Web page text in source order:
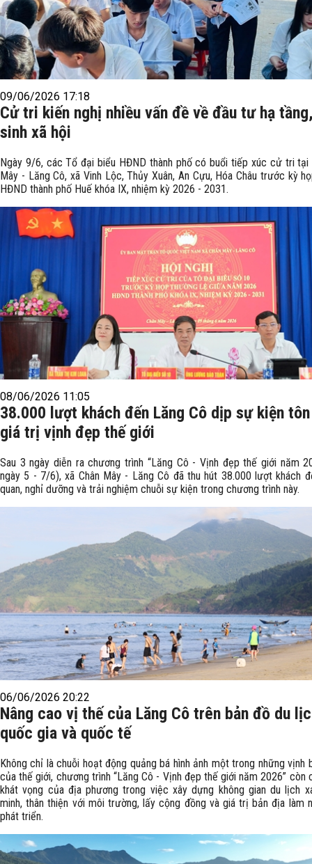
09/06/2026 17:18
Cử tri kiến nghị nhiều vấn đề về đầu tư hạ
sinh xã hội
Ngày 9/6, các Tổ đại biểu HĐND thành phố có buổi tiếp xúc cử tri tại
Mây - Lăng Cô, xã Vinh Lộc, Thủy Xuân, An Cựu, Hóa Châu trước kỳ
HĐND thành phố Huế khóa IX, nhiệm kỳ 2026 - 2031.
08/06/2026 11:05
38.000 lượt khách đến Lăng Cô dịp sự kiện
giá trị vịnh đẹp thế giới
Sau 3 ngày diễn ra chương trình “Lăng Cô - Vịnh đẹp thế giới năm
ngày 5 - 7/6), xã Chân Mây - Lăng Cô đã thu hút 38.000 lượt khách
quan, nghỉ dưỡng và trải nghiệm chuỗi sự kiện trong chương trình này.
06/06/2026 20:22
Nâng cao vị thế của Lăng Cô trên bản đồ du
quốc gia và quốc tế
Không chỉ là chuỗi hoạt động quảng bá hình ảnh một trong những vịnh
của thế giới, chương trình “Lăng Cô - Vịnh đẹp thế giới năm 2026” còn
khát vọng của địa phương trong việc xây dựng không gian du lịch
minh, thân thiện với môi trường, lấy cộng đồng và giá trị bản địa làm
phát triển.